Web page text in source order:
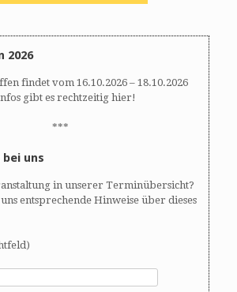
2026
findet vom 16.10.2026 – 18.10.2026
gibt es rechtzeitig hier!
***
uns
in unserer Terminübersicht?
entsprechende Hinweise über dieses